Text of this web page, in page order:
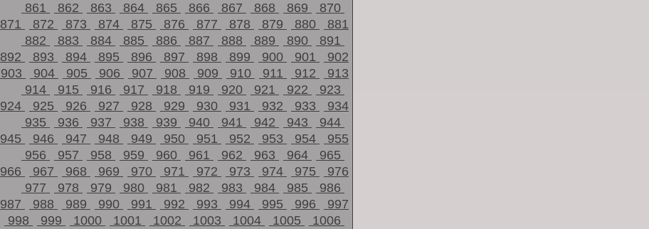
861
862 863 864 865 866 867 868 869
870
871
872 873 874 875 876 877 878 879 880
881
882
883 884 885 886 887 888 889 890
891
892
893 894 895 896 897 898 899 900 901
902
903
904 905 906 907 908 909 910 911 912
913
914
915 916 917 918 919 920 921 922
923
924
925 926 927 928 929 930 931 932 933
934
935
936 937 938 939 940 941 942 943
944
945
946 947 948 949 950 951 952 953 954
955
956
957 958 959 960 961 962 963 964
965
966
967 968 969 970 971 972 973 974 975
976
977
978 979 980 981 982 983 984 985
986
987
988 989 990 991 992 993 994 995 996
997
998
999 1000 1001 1002 1003 1004 1005
1006